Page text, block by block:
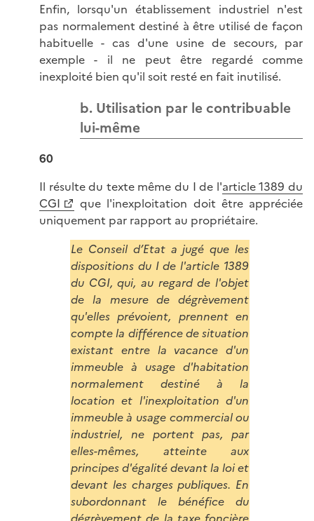
Enfin, lorsqu'un établissement industriel n'est
pas normalement destiné à être utilisé de façon
habituelle - cas d'une usine de secours, par
exemple - il ne peut être regardé comme
inexploité bien qu'il soit resté en fait inutilisé.
b. Utilisation par le contribuable
lui-même
60
Il résulte du texte même du I de l'article 1389 du
CGI
que l'inexploitation doit être appréciée
uniquement par rapport au propriétaire.
Le Conseil d’Etat a jugé que les
dispositions du I de l'article 1389
du CGI, qui, au regard de l'objet
de la mesure de dégrèvement
qu'elles prévoient, prennent en
compte la différence de situation
existant entre la vacance d'un
immeuble à usage d'habitation
normalement destiné à la
location et l'inexploitation d'un
immeuble à usage commercial ou
industriel, ne portent pas, par
elles-mêmes, atteinte aux
principes d'égalité devant la loi et
devant les charges publiques. En
subordonnant le bénéfice du